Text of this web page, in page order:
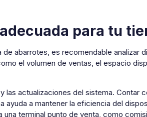
para tu
de abarrotes, es recomendable analizar
el volumen de ventas, el espacio
las actualizaciones del sistema. Contar
ayuda a mantener la eficiencia del
terminal punto de venta, como